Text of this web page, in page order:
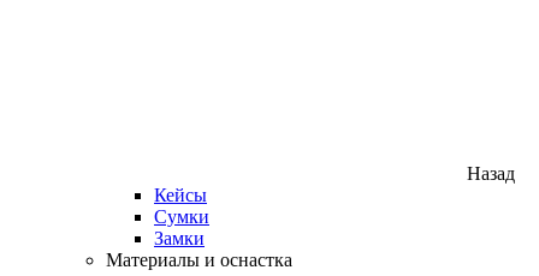
Назад
Кейсы
Сумки
Замки
Материалы и оснастка